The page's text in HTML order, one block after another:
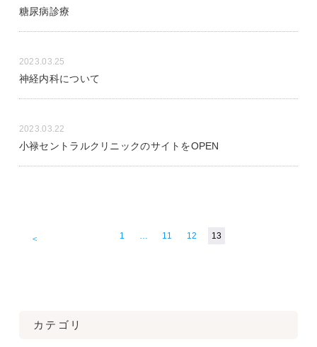
糖尿病診療
2023.03.25
神経内科について
2023.03.22
小禄セントラルクリニックのサイトをOPEN
＜ 1 … 11 12 13
カテゴリ